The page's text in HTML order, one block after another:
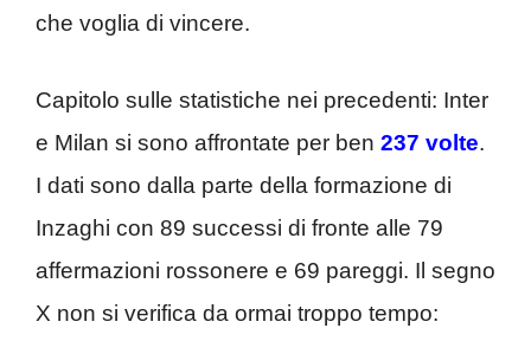
che voglia di vincere.
Capitolo sulle statistiche nei precedenti: Inter
e Milan si sono affrontate per ben 237 volte.
I dati sono dalla parte della formazione di
Inzaghi con 89 successi di fronte alle 79
affermazioni rossonere e 69 pareggi. Il segno
X non si verifica da ormai troppo tempo: